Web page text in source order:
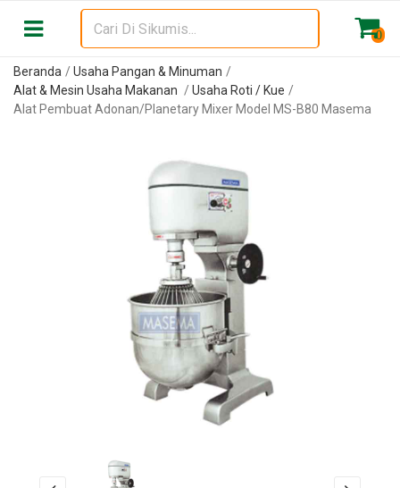
0
Beranda
Usaha Pangan & Minuman
Alat & Mesin Usaha Makanan
Usaha Roti / Kue
Alat Pembuat Adonan/Planetary Mixer Model MS-B80 Masema